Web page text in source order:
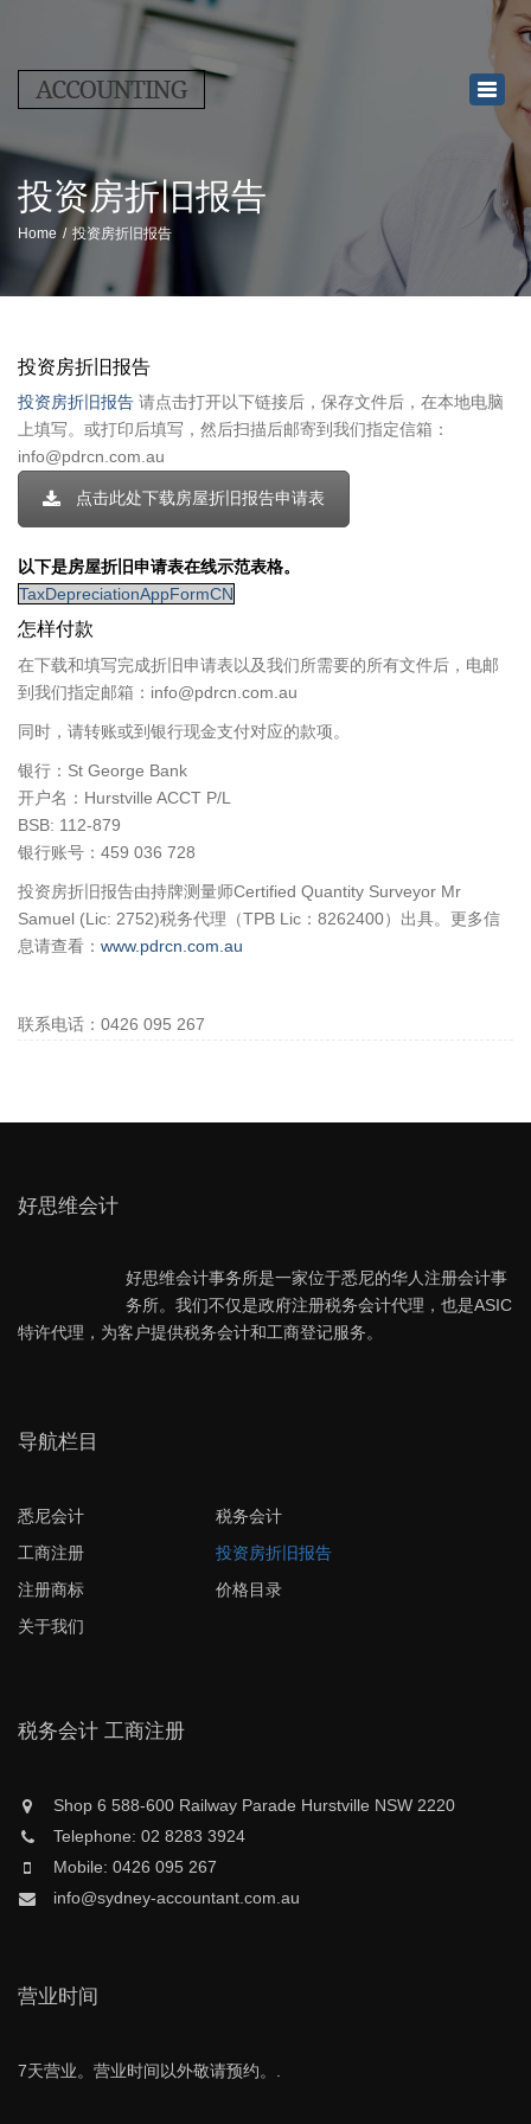
投资房折旧报告
Home 投资房折旧报告
投资房折旧报告
投资房折旧报告 请点击打开以下链接后，保存文件后，在本地电脑
上填写。或打印后填写，然后扫描后邮寄到我们指定信箱：
info@pdrcn.com.au
点击此处下载房屋折旧报告申请表
以下是房屋折旧申请表在线示范表格。
TaxDepreciationAppFormCN
怎样付款
在下载和填写完成折旧申请表以及我们所需要的所有文件后，电邮
到我们指定邮箱：info@pdrcn.com.au
同时，请转账或到银行现金支付对应的款项。
银行：St George Bank
开户名：Hurstville ACCT P/L
BSB: 112-879
银行账号：459 036 728
投资房折旧报告由持牌测量师Certified Quantity Surveyor Mr
Samuel (Lic: 2752)税务代理（TPB Lic：8262400）出具。更多信
息请查看： www.pdrcn.com.au
联系电话：0426 095 267
好思维会计
好思维会计事务所是一家位于悉尼的华人注册会计事
务所。我们不仅是政府注册税务会计代理，也是ASIC
特许代理，为客户提供税务会计和工商登记服务。
导航栏目
悉尼会计
税务会计
工商注册
投资房折旧报告
注册商标
价格目录
关于我们
税务会计 工商注册
Shop 6 588-600 Railway Parade Hurstville NSW 2220
Telephone: 02 8283 3924
Mobile: 0426 095 267
info@sydney-accountant.com.au
营业时间
7天营业。营业时间以外敬请预约。.